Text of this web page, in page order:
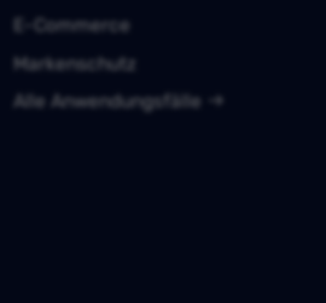
E-Commerce
Markenschutz
Alle Anwendungsfälle